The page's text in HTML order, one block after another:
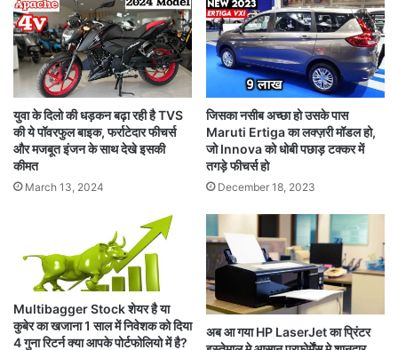
युवा के दिलो की धड़कन बढ़ा रही है TVS
की ये पॉवरफुल बाइक, फर्राटेदार फीचर्स
और मजबूत इंजन के साथ देखे इसकी
कीमत
March 13, 2024
जिसका नसीब अच्छा हो उसके पास
Maruti Ertiga का लक्ज़री मॉडल हो,
जो Innova को धोबी पछाड़ टक्कर में
तगड़े फीचर्स हो
December 18, 2023
Multibagger Stock शेयर है या
कुबेर का खजाना 1 साल में निवेशक को दिया
4 गुना रिटर्न क्या आपके पोर्टफोलियो में है?
अब आ गया HP LaserJet का प्रिंटर